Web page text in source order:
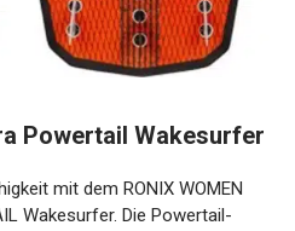
Powertail Wakesurfer
mit dem RONIX WOMEN
Wakesurfer. Die Powertail-